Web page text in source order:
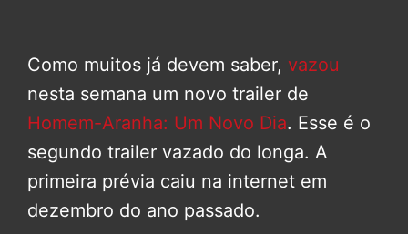
Como muitos já devem saber, vazou
nesta semana um novo trailer de
Homem-Aranha: Um Novo Dia. Esse é o
segundo trailer vazado do longa. A
primeira prévia caiu na internet em
dezembro do ano passado.